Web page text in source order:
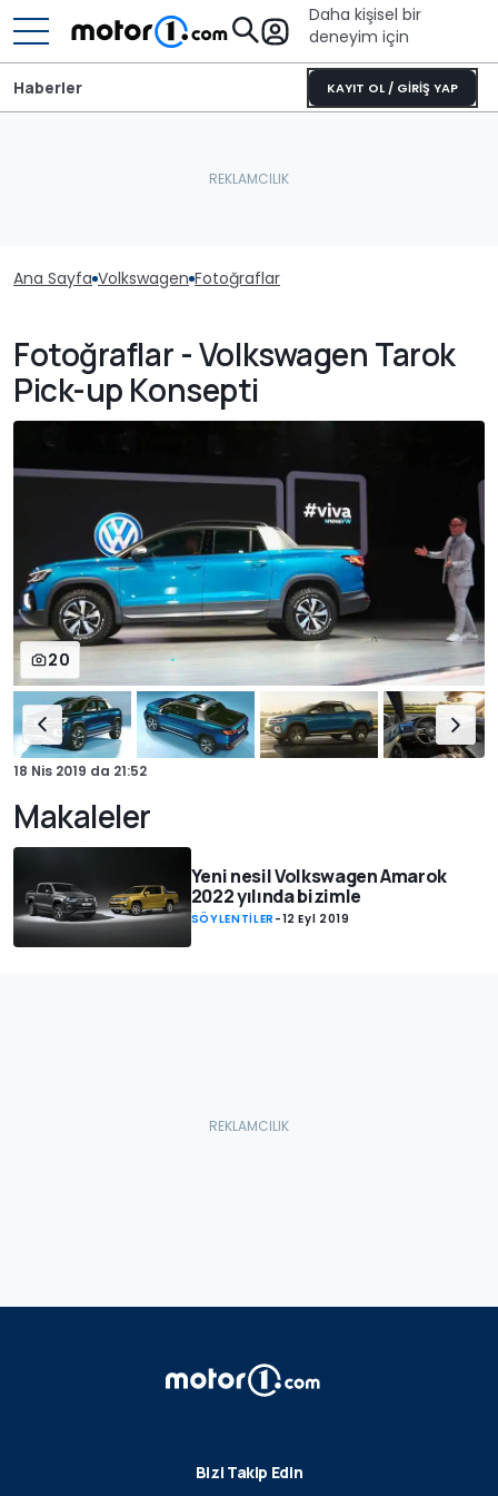
Daha kişisel bir
deneyim için
KAYIT OL / GİRİŞ YAP
Haberler
Ana Sayfa Volkswagen Fotoğraflar
Fotoğraflar - Volkswagen Tarok
Pick-up Konsepti
20
18 Nis 2019 da 21:52
Makaleler
Yeni nesil Volkswagen Amarok
2022 yılında bizimle
SÖYLENTİLER -12 Eyl 2019
Bizi Takip Edin